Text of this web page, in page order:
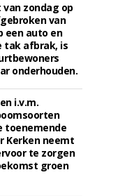
zondag op
van
een auto en
tak afbrak, is
onderhouden.
i.v.m.
toenemende
Kerken neemt
te zorgen
groen